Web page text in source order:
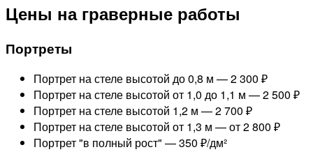
Цены на граверные работы
Портреты
Портрет на стеле высотой до 0,8 м —2 300 ₽
Портрет на стеле высотой от 1,0 до 1,1 м —2 500 ₽
Портрет на стеле высотой 1,2 м —2 700 ₽
Портрет на стеле высотой от 1,3 м —от 2 800 ₽
Портрет "в полный рост" —350 ₽/дм²